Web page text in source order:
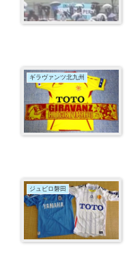
ギラヴァンツ北九州
ジュビロ磐田